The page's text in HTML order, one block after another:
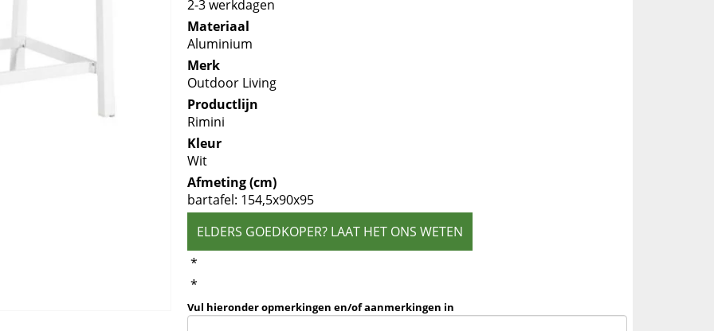
2-3 werkdagen
Materiaal
Aluminium
Merk
Outdoor Living
Productlijn
Rimini
Kleur
Wit
Afmeting (cm)
bartafel: 154,5x90x95
ELDERS GOEDKOPER? LAAT HET ONS WETEN
*
*
Vul hieronder opmerkingen en/of aanmerkingen in